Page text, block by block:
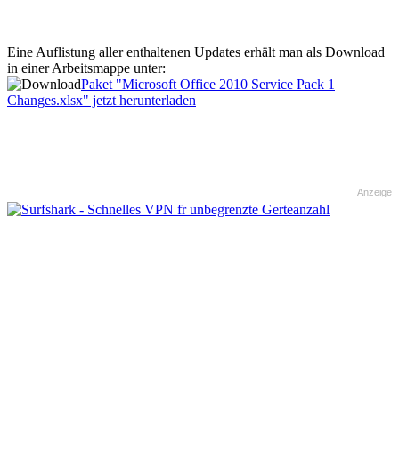
Eine Auflistung aller enthaltenen Updates erhält man als Download
in einer Arbeitsmappe unter:
Paket "Microsoft Office 2010 Service Pack 1
Changes.xlsx" jetzt herunterladen
Anzeige